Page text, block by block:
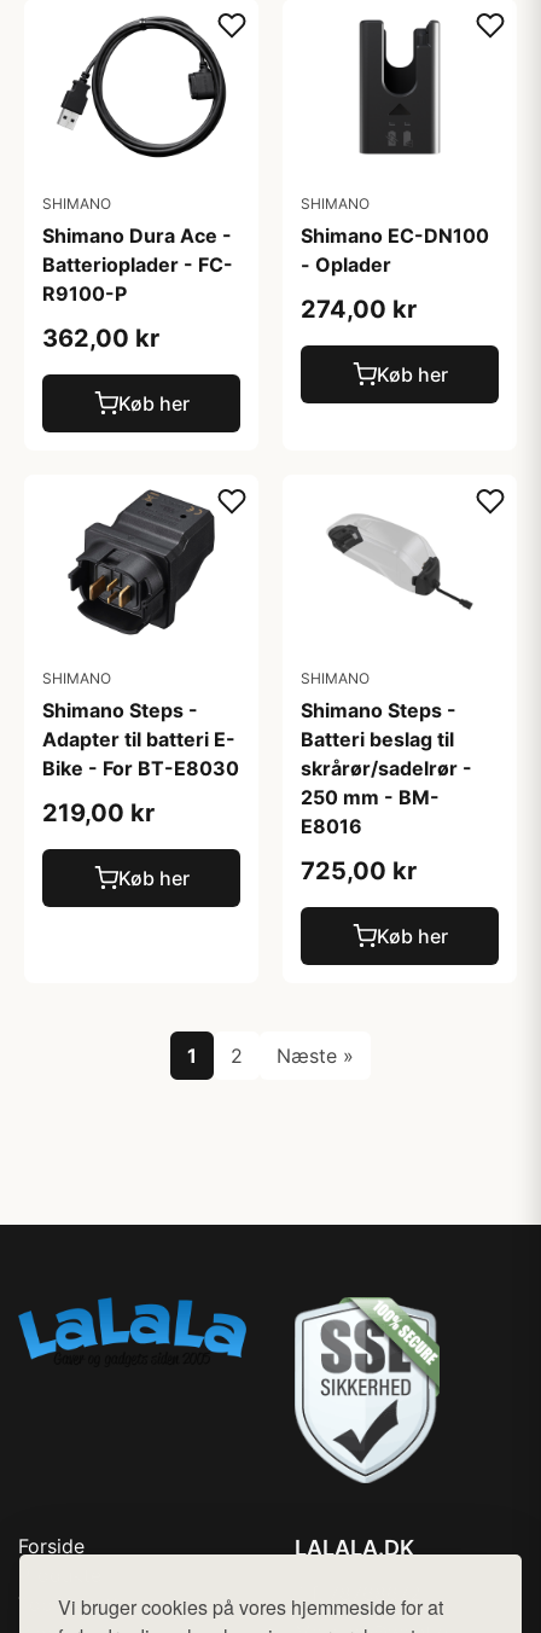
Vi bruger cookies på vores hjemmeside for at
SHIMANO
Shimano Dura Ace -
Batterioplader - FC-
R9100-P
362,00 kr
Køb her
SHIMANO
Shimano EC-DN100
- Oplader
274,00 kr
Køb her
SHIMANO
Shimano Steps -
Adapter til batteri E-
Bike - For BT-E8030
219,00 kr
Køb her
SHIMANO
Shimano Steps -
Batteri beslag til
skrårør/sadelrør -
250 mm - BM-
E8016
725,00 kr
Køb her
1 2 Næste »
Forside
Top Rabatter
LALALA.DK